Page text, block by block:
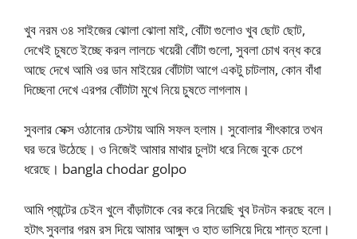
খুব নরম ৩৪ সাইজের ঝোলা ঝোলা মাই, বোঁটা গুলোও খুব ছোট ছোট,
দেখেই চুষতে ইচ্ছে করল লালচে খয়েরী বোঁটা গুলো, সুবলা চোখ বন্ধ করে
আছে দেখে আমি ওর ডান মাইয়ের বোঁটাটা আগে একটু চাটলাম, কোন বাঁধা
দিচ্ছেনা দেখে এরপর বোঁটাটা মুখে নিয়ে চুষতে লাগলাম।
সুবলার সেক্স ওঠানোর চেস্টায় আমি সফল হলাম। সুবোলার শীৎকারে তখন
ঘর ভরে উঠেছে। ও নিজেই আমার মাথার চুলটা ধরে নিজে বুকে চেপে
ধরেছে। bangla chodar golpo
আমি প্যান্টের চেইন খুলে বাঁড়াটাকে বের করে নিয়েছি খুব টনটন করছে বলে।
হটাৎ সুবলার গরম রস দিয়ে আমার আঙ্গুল ও হাত ভাসিয়ে দিয়ে শান্ত হলো।